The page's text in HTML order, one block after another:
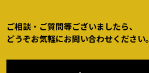
ご相談・ご質問等ございましたら、
どうぞお気軽にお問い合わせください。